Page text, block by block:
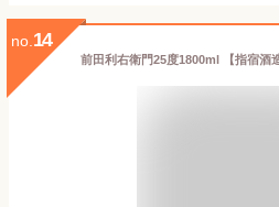
no. 14